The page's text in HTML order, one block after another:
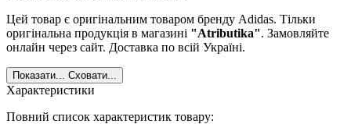
Цей товар є оригінальним товаром бренду Adidas. Тільки
оригінальна продукція в магазині "Atributika". Замовляйте
онлайн через сайт. Доставка по всій Україні.
Показати... Сховати...
Характеристики
Повний список характеристик товару: